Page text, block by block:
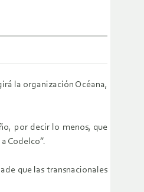
la organización Océana,
por decir lo menos, que
Codelco”.
que las transnacionales